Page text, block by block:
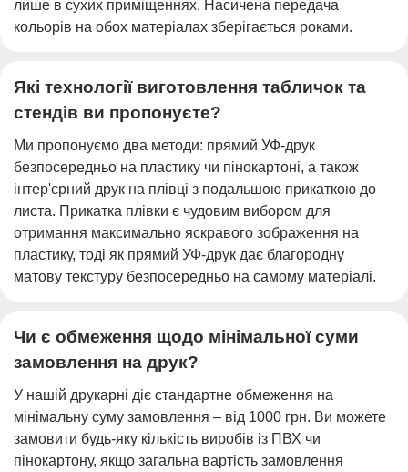
лише в сухих приміщеннях. Насичена передача
кольорів на обох матеріалах зберігається роками.
Які технології виготовлення табличок та
стендів ви пропонуєте?
Ми пропонуємо два методи: прямий УФ-друк
безпосередньо на пластику чи пінокартоні, а також
інтер'єрний друк на плівці з подальшою прикаткою до
листа. Прикатка плівки є чудовим вибором для
отримання максимально яскравого зображення на
пластику, тоді як прямий УФ-друк дає благородну
матову текстуру безпосередньо на самому матеріалі.
Чи є обмеження щодо мінімальної суми
замовлення на друк?
У нашій друкарні діє стандартне обмеження на
мінімальну суму замовлення – від 1000 грн. Ви можете
замовити будь-яку кількість виробів із ПВХ чи
пінокартону, якщо загальна вартість замовлення